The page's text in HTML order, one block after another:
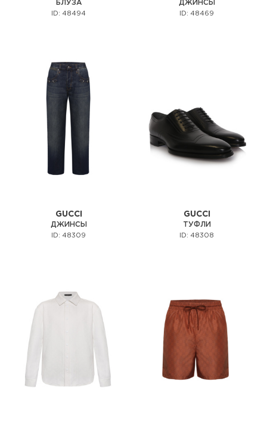
БЛУЗА
ID: 48494
ДЖИНСЫ
ID: 48469
GUCCI
ДЖИНСЫ
ID: 48309
GUCCI
ТУФЛИ
ID: 48308